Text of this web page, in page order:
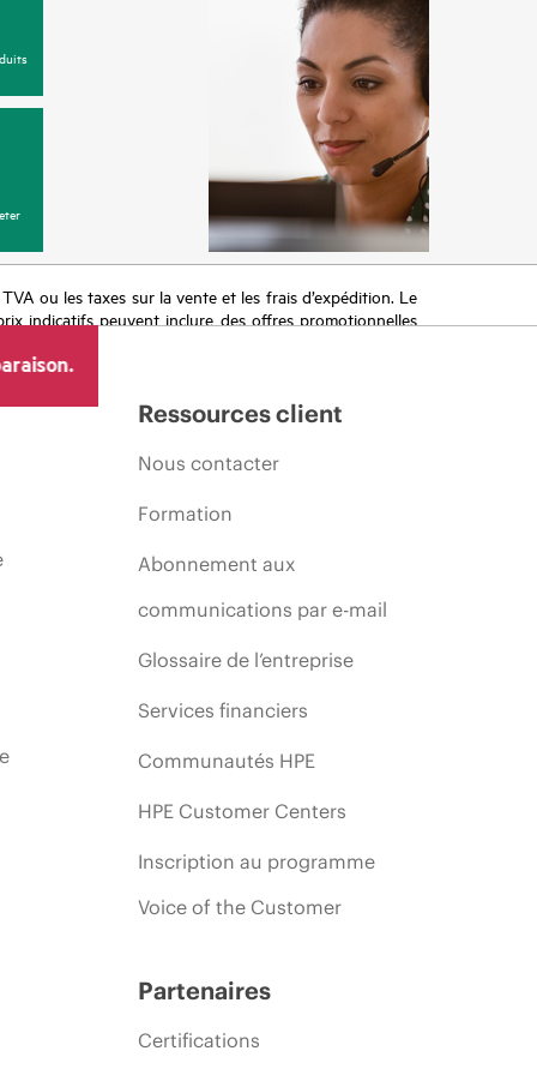
ou les taxes sur la vente et les frais d’expédition. Le
indicatifs peuvent inclure des offres promotionnelles
Ressources client
Nous contacter
Formation
Abonnement aux
communications par e-mail
Glossaire de l’entreprise
Services financiers
Communautés HPE
HPE Customer Centers
Inscription au programme
Voice of the Customer
Partenaires
Certifications